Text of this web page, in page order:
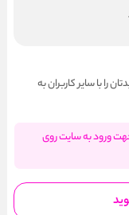
را با سایر کاربران به
ورود به سایت روی